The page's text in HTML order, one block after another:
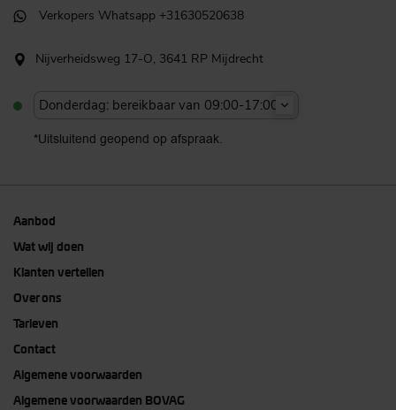
Verkopers Whatsapp +31630520638
Nijverheidsweg 17-O, 3641 RP Mijdrecht
Donderdag: bereikbaar van 09:00-17:00u
*Uitsluitend geopend op afspraak.
Aanbod
Wat wij doen
Klanten vertellen
Over ons
Tarieven
Contact
Algemene voorwaarden
Algemene voorwaarden BOVAG